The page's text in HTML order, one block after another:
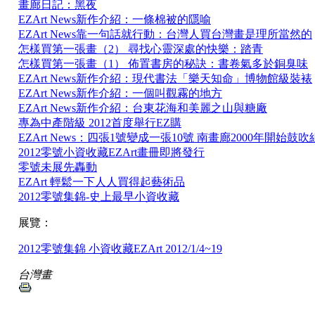
畫廊日記：黑夜
EZArt News新作介紹：一條棉被的隱喻
EZArt News靠一句話就行動：台灣人買台灣畫是理所當然的
怎樣買第一張畫（2） 尋找心靈深處的快樂：踏青
怎樣買第一張畫（1） 佈置書房的秘訣：書卷氣多於銅臭味
EZArt News新作介紹：現代書法「樂天知命」博物館級裝裱
EZArt News新作介紹：一個叫觀霧的地方
EZArt News新作介紹：台東花海和美麗之山與糖廠
專為中產階級 2012首度舉行EZ購
EZArt News：四張1號變成一張10號 南畫廊2000年開始鼓吹
2012零號小資收藏EZArt畫冊即將發行
零號未展先轟動
EZArt 輕鬆一下人人買得起藝術品
2012零號集錦-史上最早小資收藏
展覽：
2012零號集錦 小資收藏EZArt 2012/1/4~19
台灣畫